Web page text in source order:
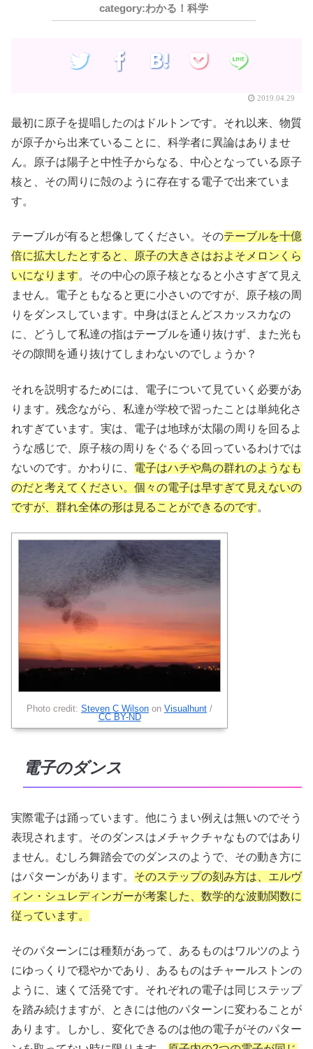
わかる！科学
2019.04.29
最初に原子を提唱したのはドルトンです。それ以来、物質
が原子から出来ていることに、科学者に異論はありませ
ん。原子は陽子と中性子からなる、中心となっている原子
核と、その周りに殻のように存在する電子で出来ていま
す。
テーブルが有ると想像してください。そのテーブルを十億
倍に拡大したとすると、原子の大きさはおよそメロンくら
いになります。その中心の原子核となると小さすぎて見え
ません。電子ともなると更に小さいのですが、原子核の周
りをダンスしています。中身はほとんどスカッスカなの
に、どうして私達の指はテーブルを通り抜けず、また光も
その隙間を通り抜けてしまわないのでしょうか？
それを説明するためには、電子について見ていく必要があ
ります。残念ながら、私達が学校で習ったことは単純化さ
れすぎています。実は、電子は地球が太陽の周りを回るよ
うな感じで、原子核の周りをぐるぐる回っているわけでは
ないのです。かわりに、 電子はハチや鳥の群れのようなも
のだと考えてください。個々の電子は早すぎて見えないの
ですが、群れ全体の形は見ることができるのです。
Photo credit: Steven C Wilson on Visualhunt /
CC BY-ND
電子のダンス
実際電子は踊っています。他にうまい例えは無いのでそう
表現されます。そのダンスはメチャクチャなものではあり
ません。むしろ舞踏会でのダンスのようで、その動き方に
はパターンがあります。 そのステップの刻み方は、エルヴ
ィン・シュレディンガーが考案した、数学的な波動関数に
従っています。
そのパターンには種類があって、あるものはワルツのよう
にゆっくりで穏やかであり、あるものはチャールストンの
ように、速くて活発です。それぞれの電子は同じステップ
を踏み続けますが、ときには他のパターンに変わることが
あります。しかし、変化できるのは他の電子がそのパター